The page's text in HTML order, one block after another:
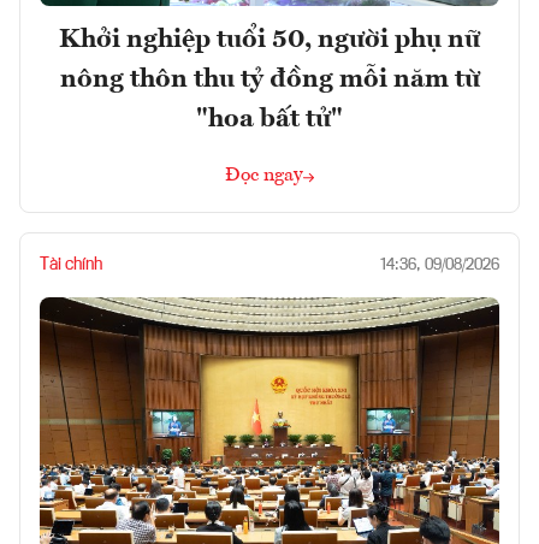
Khởi nghiệp tuổi 50, người phụ nữ
nông thôn thu tỷ đồng mỗi năm từ
"hoa bất tử"
Đọc ngay
Tài chính 14:36, 09/08/2026